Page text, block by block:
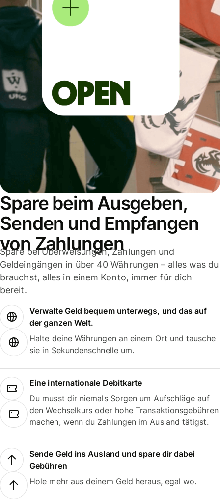
Spare beim Ausgeben,
Senden und Empfangen
von Zahlungen
Spare bei Überweisungen, Zahlungen und
Geldeingängen in über 40 Währungen – alles was du
brauchst, alles in einem Konto, immer für dich
bereit.
Verwalte Geld bequem unterwegs, und das auf
der ganzen Welt.
Halte deine Währungen an einem Ort und tausche
sie in Sekundenschnelle um.
Eine internationale Debitkarte
Du musst dir niemals Sorgen um Aufschläge auf
den Wechselkurs oder hohe Transaktionsgebühren
machen, wenn du Zahlungen im Ausland tätigst.
Sende Geld ins Ausland und spare dir dabei
Gebühren
Hole mehr aus deinem Geld heraus, egal wo.